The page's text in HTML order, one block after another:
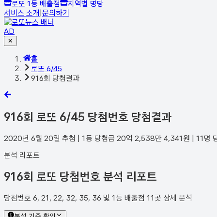
로또 1등 배출점
지역별 명당
서비스 소개|문의하기
AD
✕
홈
로또 6/45
916회 당첨결과
916회 로또 6/45 당첨번호 당첨결과
2020년 6월 20일 추첨 | 1등 당첨금 20억 2,538만 4,341 원 | 11 명
분석 리포트
916회 로또 당첨번호 분석 리포트
당첨번호 6, 21, 22, 32, 35, 36 및 1등 배출점 11곳 상세 분석